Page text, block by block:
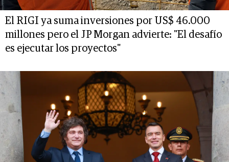
El RIGI ya suma inversiones por US$ 46.000
millones pero el JP Morgan advierte: "El desafío
es ejecutar los proyectos"